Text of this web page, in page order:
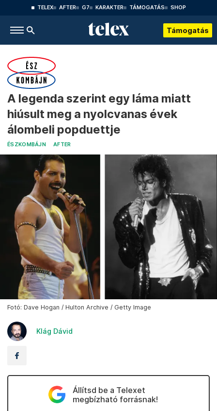
TELEX AFTER G7 KARAKTER TÁMOGATÁS SHOP
Támogatás
A legenda szerint egy láma miatt
hiúsult meg a nyolcvanas évek
álombeli popduettje
ÉSZKOMBÁJN AFTER
Fotó: Dave Hogan / Hulton Archive / Getty Image
Klág Dávid
Állítsd be a Telexet
megbízható forrásnak!